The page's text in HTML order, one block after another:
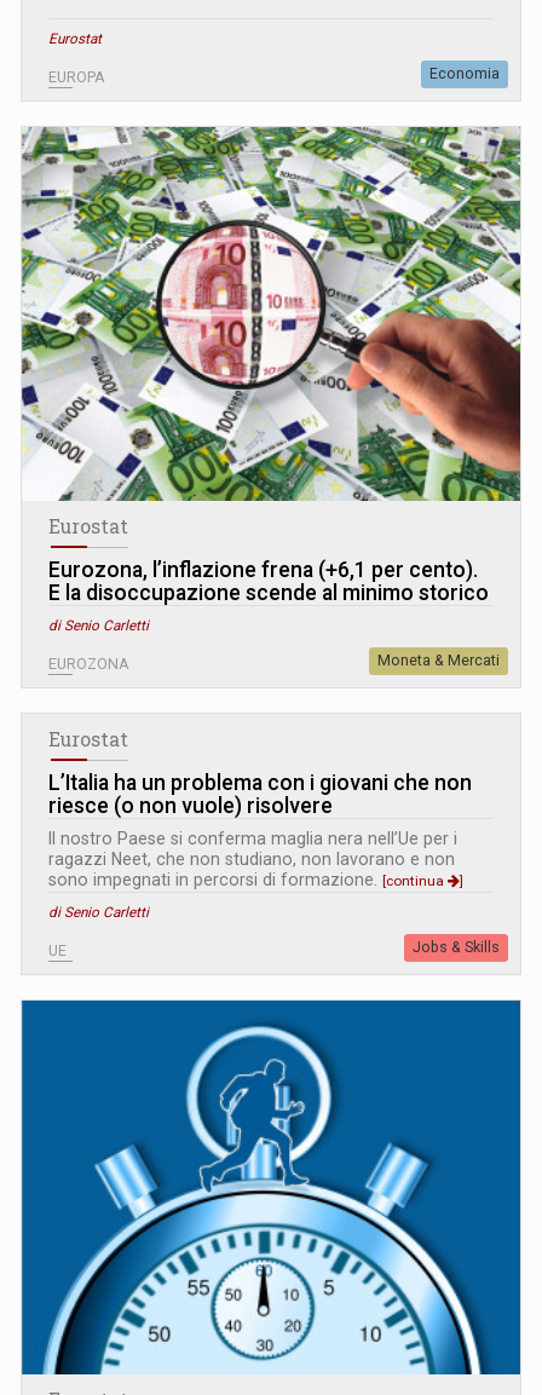
Eurostat
EUROPA Economia
Eurostat
Eurozona, l’inflazione frena (+6,1 per cento).
E la disoccupazione scende al minimo storico
di Senio Carletti
EUROZONA Moneta & Mercati
Eurostat
L’Italia ha un problema con i giovani che non
riesce (o non vuole) risolvere
Il nostro Paese si conferma maglia nera nell’Ue per i
ragazzi Neet, che non studiano, non lavorano e non
sono impegnati in percorsi di formazione.
[continua
]
di Senio Carletti
UE Jobs & Skills